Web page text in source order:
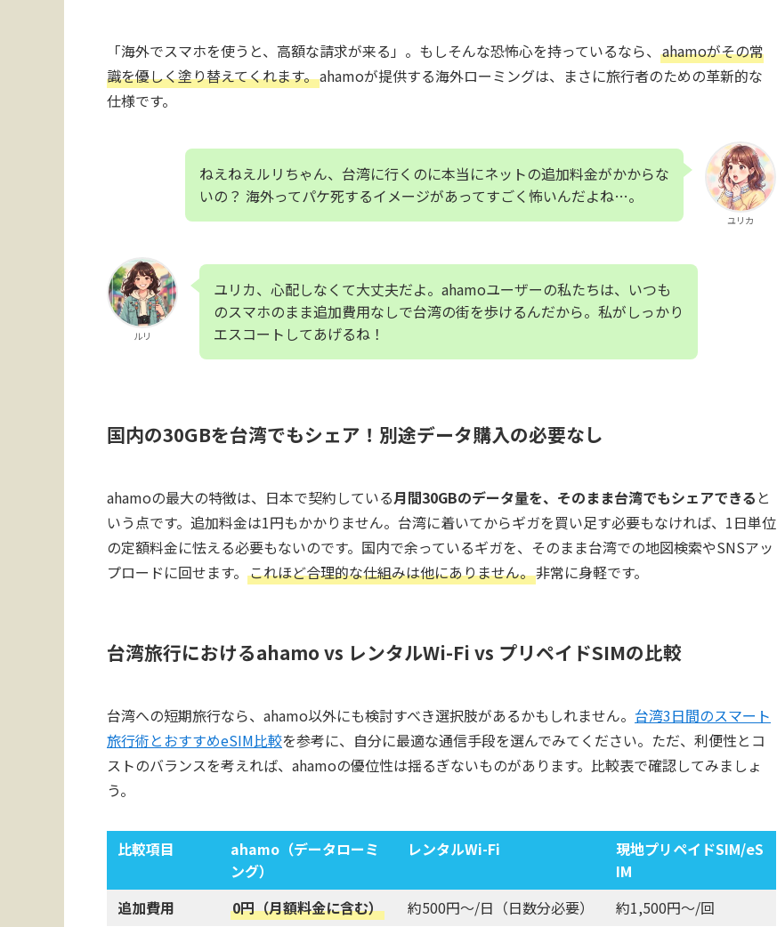
「海外でスマホを使うと、高額な請求が来る」。もしそんな恐怖心を持っているなら、 ahamoがその常
識を優しく塗り替えてくれます。ahamoが提供する海外ローミングは、まさに旅行者のための革新的な
仕様です。
ユリカ
ねえねえルリちゃん、台湾に行くのに本当にネットの追加料金がかからな
いの？ 海外ってパケ死するイメージがあってすごく怖いんだよね…。
ルリ
ユリカ、心配しなくて大丈夫だよ。ahamoユーザーの私たちは、いつも
のスマホのまま追加費用なしで台湾の街を歩けるんだから。私がしっかり
エスコートしてあげるね！
国内の30GBを台湾でもシェア！別途データ購入の必要なし
ahamoの最大の特徴は、日本で契約している月間30GBのデータ量を、そのまま台湾でもシェアできる と
いう点です。追加料金は1円もかかりません。台湾に着いてからギガを買い足す必要もなければ、1日単位
の定額料金に怯える必要もないのです。国内で余っているギガを、そのまま台湾での地図検索やSNSアッ
プロードに回せます。 これほど合理的な仕組みは他にありません。非常に身軽です。
台湾旅行におけるahamo vs レンタルWi-Fi vs プリペイドSIMの比較
台湾への短期旅行なら、ahamo以外にも検討すべき選択肢があるかもしれません。 台湾3日間のスマート
旅行術とおすすめeSIM比較を参考に、自分に最適な通信手段を選んでみてください。ただ、利便性とコ
ストのバランスを考えれば、ahamoの優位性は揺るぎないものがあります。比較表で確認してみましょ
う。
比較項目
ahamo（データローミ
ング）
レンタルWi-Fi
現地プリペイドSIM/eS
IM
追加費用
0円（月額料金に含む） 約500円〜/日（日数分必要） 約1,500円〜/回